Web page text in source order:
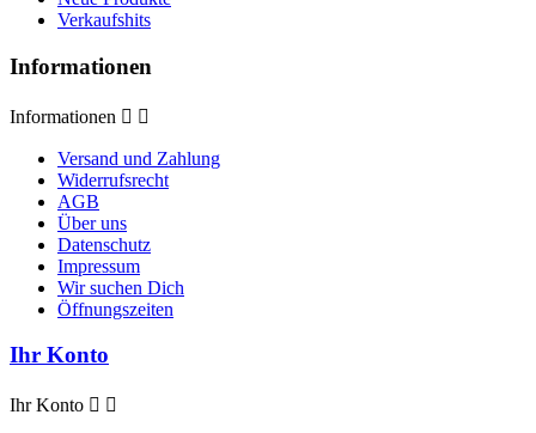
Verkaufshits
Informationen
Informationen  
Versand und Zahlung
Widerrufsrecht
AGB
Über uns
Datenschutz
Impressum
Wir suchen Dich
Öffnungszeiten
Ihr Konto
Ihr Konto  